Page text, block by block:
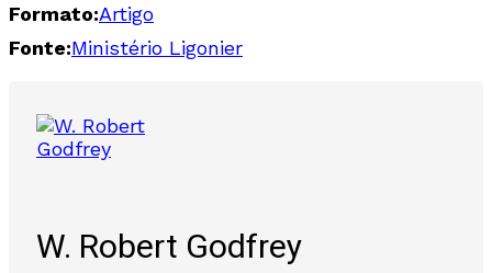
Formato:Artigo
Fonte:Ministério Ligonier
W. Robert Godfrey